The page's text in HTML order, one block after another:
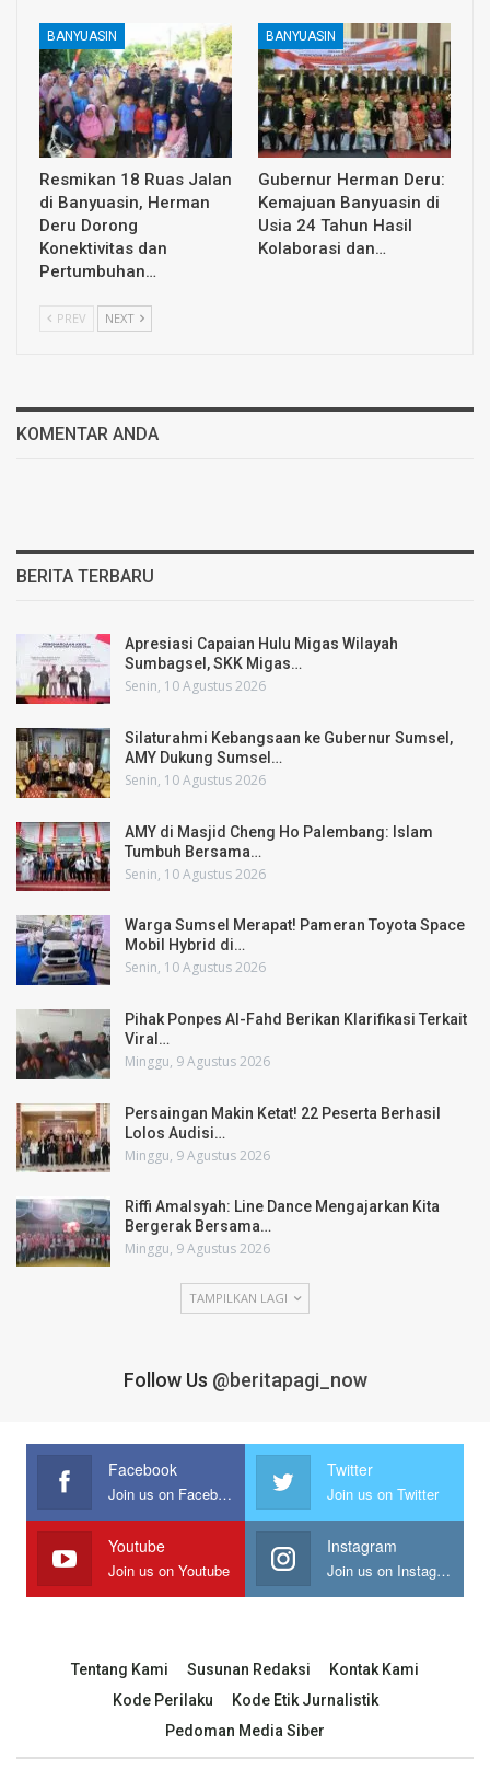
BANYUASIN
Resmikan 18 Ruas Jalan
di Banyuasin, Herman
Deru Dorong
Konektivitas dan
Pertumbuhan…
BANYUASIN
Gubernur Herman Deru:
Kemajuan Banyuasin di
Usia 24 Tahun Hasil
Kolaborasi dan…
PREV NEXT
KOMENTAR ANDA
BERITA TERBARU
Apresiasi Capaian Hulu Migas Wilayah
Sumbagsel, SKK Migas…
Senin, 10 Agustus 2026
Silaturahmi Kebangsaan ke Gubernur Sumsel,
AMY Dukung Sumsel…
Senin, 10 Agustus 2026
AMY di Masjid Cheng Ho Palembang: Islam
Tumbuh Bersama…
Senin, 10 Agustus 2026
Warga Sumsel Merapat! Pameran Toyota Space
Mobil Hybrid di…
Senin, 10 Agustus 2026
Pihak Ponpes Al-Fahd Berikan Klarifikasi Terkait
Viral…
Minggu, 9 Agustus 2026
Persaingan Makin Ketat! 22 Peserta Berhasil
Lolos Audisi…
Minggu, 9 Agustus 2026
Riffi Amalsyah: Line Dance Mengajarkan Kita
Bergerak Bersama…
Minggu, 9 Agustus 2026
TAMPILKAN LAGI
Follow Us @beritapagi_now
Facebook
Join us on Facebook
Twitter
Join us on Twitter
Youtube
Join us on Youtube
Instagram
Join us on Instagram
Tentang Kami Susunan Redaksi
Kontak Kami
Kode Perilaku
Kode Etik Jurnalistik
Pedoman Media Siber